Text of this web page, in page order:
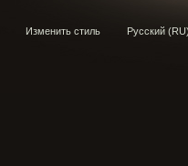
Изменить стиль Русский